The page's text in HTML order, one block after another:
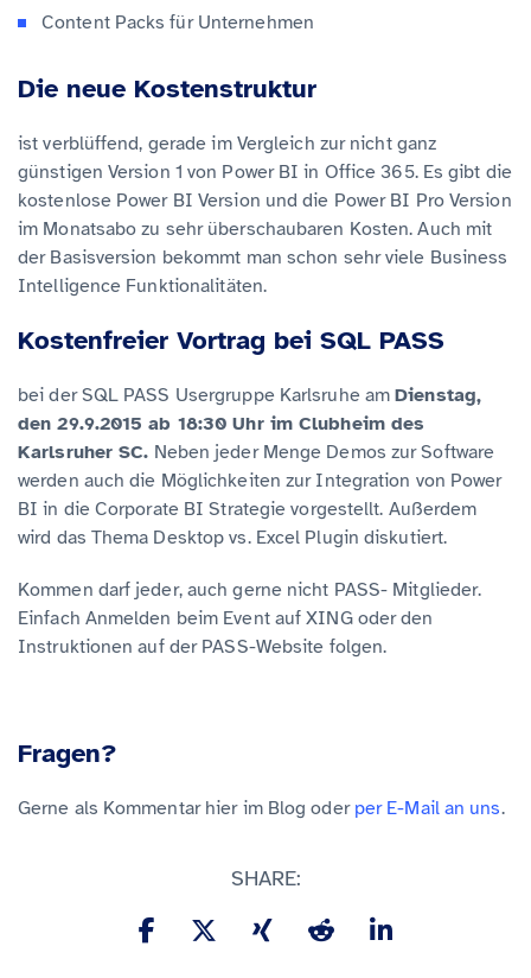
Content Packs für Unternehmen
Die neue Kostenstruktur
ist verblüffend, gerade im Vergleich zur nicht ganz
günstigen Version 1 von Power BI in Office 365. Es gibt die
kostenlose Power BI Version und die Power BI Pro Version
im Monatsabo zu sehr überschaubaren Kosten. Auch mit
der Basisversion bekommt man schon sehr viele Business
Intelligence Funktionalitäten.
Kostenfreier Vortrag bei SQL PASS
bei der SQL PASS Usergruppe Karlsruhe amDienstag,
den 29.9.2015 ab 18:30 Uhr im Clubheim des
Karlsruher SC. Neben jeder Menge Demos zur Software
werden auch die Möglichkeiten zur Integration von Power
BI in die Corporate BI Strategie vorgestellt. Außerdem
wird das Thema Desktop vs. Excel Plugin diskutiert.
Kommen darf jeder, auch gerne nicht PASS- Mitglieder.
Einfach Anmelden beim Event auf XING oder den
Instruktionen auf der PASS-Website folgen.
Fragen?
Gerne als Kommentar hier im Blog oder per E-Mail an uns.
SHARE: